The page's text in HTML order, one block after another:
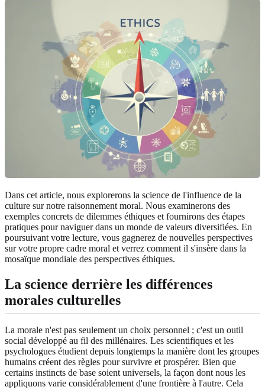
Dans cet article, nous explorerons la science de l'influence de la
culture sur notre raisonnement moral. Nous examinerons des
exemples concrets de dilemmes éthiques et fournirons des étapes
pratiques pour naviguer dans un monde de valeurs diversifiées. En
poursuivant votre lecture, vous gagnerez de nouvelles perspectives
sur votre propre cadre moral et verrez comment il s'insère dans la
mosaïque mondiale des perspectives éthiques.
La science derrière les différences
morales culturelles
La morale n'est pas seulement un choix personnel ; c'est un outil
social développé au fil des millénaires. Les scientifiques et les
psychologues étudient depuis longtemps la manière dont les groupes
humains créent des règles pour survivre et prospérer. Bien que
certains instincts de base soient universels, la façon dont nous les
appliquons varie considérablement d'une frontière à l'autre. Cela